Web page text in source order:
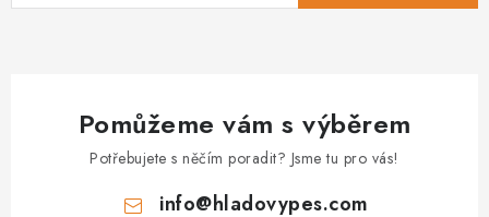
Pomůžeme vám s výběrem
Potřebujete s něčím poradit? Jsme tu pro vás!
info@hladovypes.com